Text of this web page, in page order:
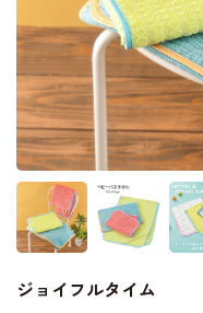
ジョイフルタイム